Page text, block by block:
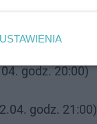
godz. 20:00)
godz. 21:00)
USTAWIENIA